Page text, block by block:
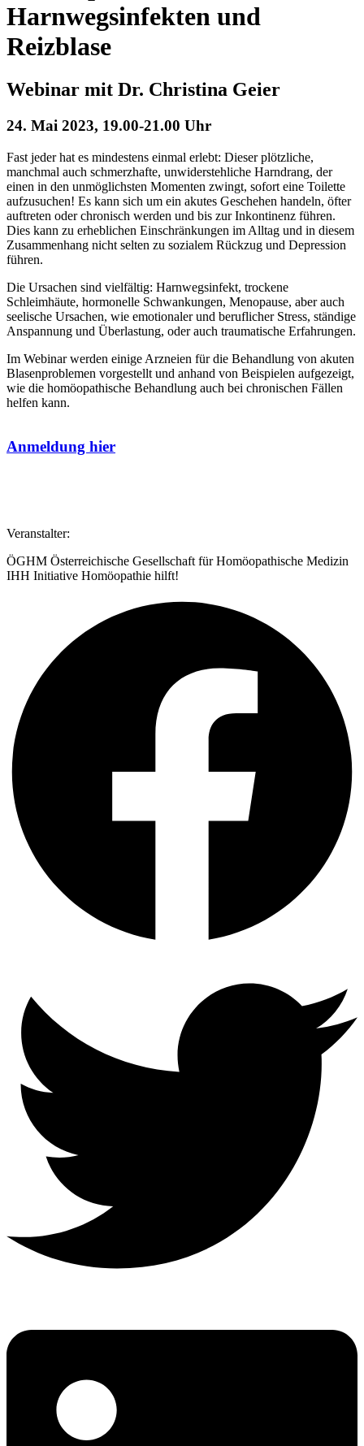
Harnwegsinfekten und
Reizblase
Webinar mit Dr. Christina Geier
24. Mai 2023, 19.00-21.00 Uhr
Fast jeder hat es mindestens einmal erlebt: Dieser plötzliche,
manchmal auch schmerzhafte, unwiderstehliche Harndrang, der
einen in den unmöglichsten Momenten zwingt, sofort eine Toilette
aufzusuchen! Es kann sich um ein akutes Geschehen handeln, öfter
auftreten oder chronisch werden und bis zur Inkontinenz führen.
Dies kann zu erheblichen Einschränkungen im Alltag und in diesem
Zusammenhang nicht selten zu sozialem Rückzug und Depression
führen.
Die Ursachen sind vielfältig: Harnwegsinfekt, trockene
Schleimhäute, hormonelle Schwankungen, Menopause, aber auch
seelische Ursachen, wie emotionaler und beruflicher Stress, ständige
Anspannung und Überlastung, oder auch traumatische Erfahrungen.
Im Webinar werden einige Arzneien für die Behandlung von akuten
Blasenproblemen vorgestellt und anhand von Beispielen aufgezeigt,
wie die homöopathische Behandlung auch bei chronischen Fällen
helfen kann.
Anmeldung hier
Veranstalter:
ÖGHM Österreichische Gesellschaft für Homöopathische Medizin
IHH Initiative Homöopathie hilft!